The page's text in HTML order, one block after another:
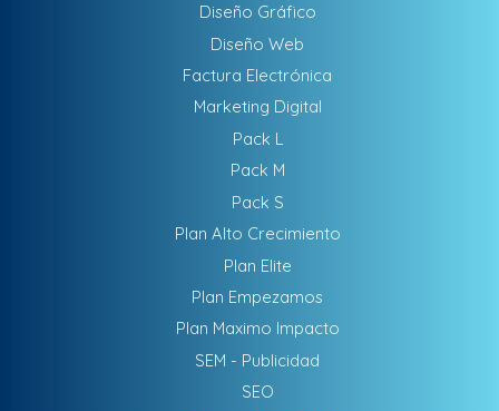
Diseño Gráfico
Diseño Web
Factura Electrónica
Marketing Digital
Pack L
Pack M
Pack S
Plan Alto Crecimiento
Plan Elite
Plan Empezamos
Plan Maximo Impacto
SEM - Publicidad
SEO